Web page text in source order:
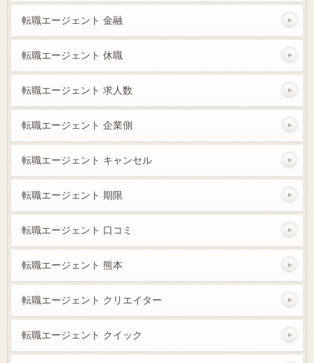
転職エージェント 金融
転職エージェント 休職
転職エージェント 求人数
転職エージェント 企業側
転職エージェント キャンセル
転職エージェント 期限
転職エージェント 口コミ
転職エージェント 熊本
転職エージェント クリエイター
転職エージェント クイック